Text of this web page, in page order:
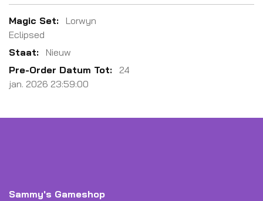
Meer
informatie
Lorwyn
Eclipsed
Nieuw
24
jan. 2026 23:59:00
Sammy's Gameshop